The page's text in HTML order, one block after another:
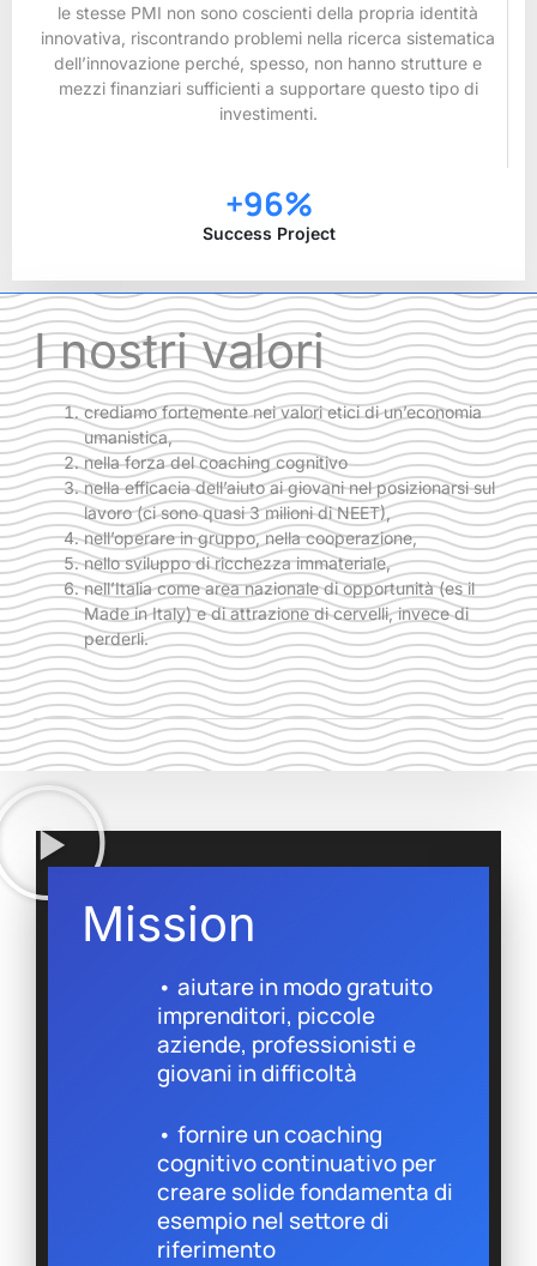
le stesse PMI non sono coscienti della propria identità
innovativa, riscontrando problemi nella ricerca sistematica
dell’innovazione perché, spesso, non hanno strutture e
mezzi finanziari sufficienti a supportare questo tipo di
investimenti.
Success Project
+96%
I nostri valori
crediamo fortemente nei valori etici di un’economia
umanistica,
nella forza del coaching cognitivo
nella efficacia dell’aiuto ai giovani nel posizionarsi sul
lavoro (ci sono quasi 3 milioni di NEET),
nell’operare in gruppo, nella cooperazione,
nello sviluppo di ricchezza immateriale,
nell’Italia come area nazionale di opportunità (es il
Made in Italy) e di attrazione di cervelli, invece di
perderli.
Mission
• aiutare in modo gratuito
imprenditori, piccole
aziende, professionisti e
giovani in difficoltà
• fornire un coaching
cognitivo continuativo per
creare solide fondamenta di
esempio nel settore di
riferimento